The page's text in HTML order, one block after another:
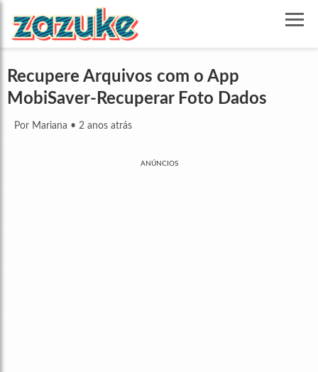
Recupere Arquivos com o App
MobiSaver-Recuperar Foto Dados
Por Mariana • 2 anos atrás
ANÚNCIOS